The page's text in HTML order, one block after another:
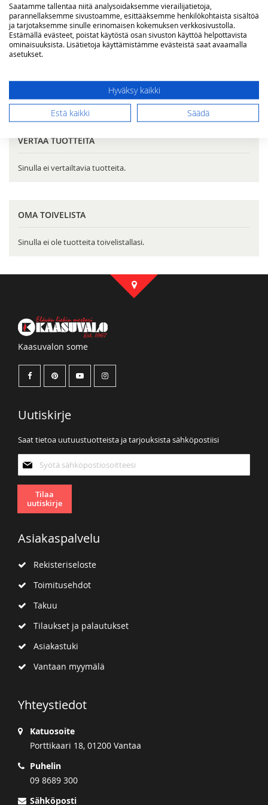
Rajaa
Kategoria
Lisävarusteet savustimiin5
VERTAA TUOTTEITA
Sinulla ei vertailtavia tuotteita.
OMA TOIVELISTA
Sinulla ei ole tuotteita toivelistallasi.
Kaasuvalon some
Uutiskirje
Saat tietoa uutuustuotteista ja tarjouksista sähköpostiisi
uutiskirjeemme:
Tilaa
uutiskirje
Asiakaspalvelu
Rekisteriseloste
Toimitusehdot
Takuu
Tilaukset ja palautukset
Asiakastuki
Vantaan myymälä
Yhteystiedot
Katuosoite
Porttikaari 18, 01200 Vantaa
Puhelin
09 8689 300
Sähköposti
Saatamme tallentaa niitä analysoidaksemme vierailijatietoja,
parannellaksemme sivustoamme, esittääksemme henkilökohtaista sisältöä
ja tarjotaksemme sinulle erinomaisen kokemuksen verkkosivustolla.
Estämällä evästeet, poistat käytöstä osan sivuston käyttöä helpottavista
ominaisuuksista. Lisätietoja käyttämistämme evästeistä saat avaamalla
asetukset.
Hyväksy kaikki
Estä kaikki
Säädä